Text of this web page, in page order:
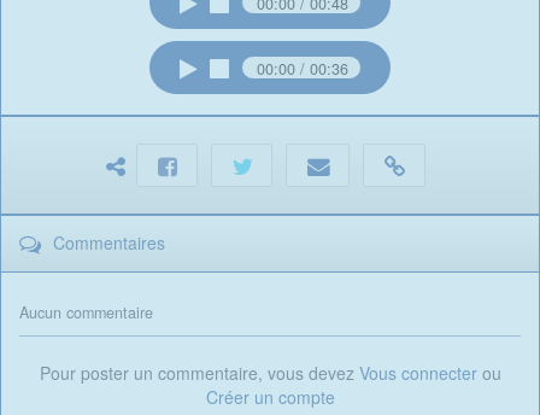
00:00 00:36
Commentaires
Aucun commentaire
Pour poster un commentaire, vous devez Vous connecterou
Créer un compte